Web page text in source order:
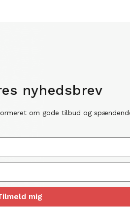
nyhedsbrev
om gode tilbud og
mig